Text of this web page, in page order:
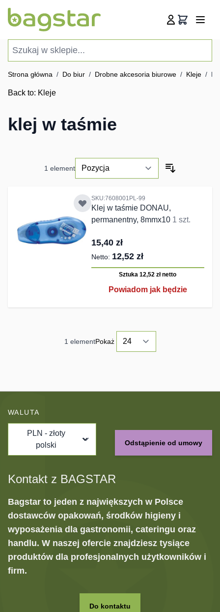
Koszyk
Strona główna / Do biur / Drobne akcesoria biurowe / Kleje /
Back to: Kleje
klej w taśmie
1 element
SKU:7608001PL-99
Klej w taśmie DONAU,
permanentny, 8mmx10 1 szt.
15,40 zł
12,52 zł
Sztuka 12,52 złnetto
Powiadom jak będzie
1 elementPokaż
WALUTA
PLN - złoty
polski
Odstąpienie od umowy
Kontakt z BAGSTAR
Bagstar to jeden z największych w Polsce
dostawców opakowań, środków higieny i
wyposażenia dla gastronomii, cateringu oraz
handlu. W naszej ofercie znajdziesz tysiące
produktów dla profesjonalnych użytkowników i
firm.
Do kontaktu